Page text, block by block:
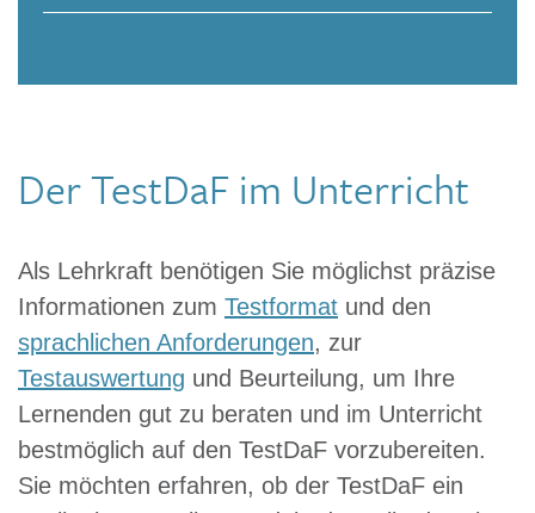
Der TestDaF im Unterricht
Als Lehrkraft benötigen Sie möglichst präzise
Informationen zum Testformat und den
sprachlichen Anforderungen, zur
Testauswertung und Beurteilung, um Ihre
Lernenden gut zu beraten und im Unterricht
bestmöglich auf den TestDaF vorzubereiten.
Sie möchten erfahren, ob der TestDaF ein